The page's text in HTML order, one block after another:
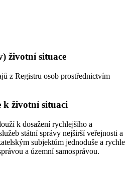
životní situace
z Registru osob prostřednictvím
životní situaci
k dosažení rychlejšího a
státní správy nejširší veřejnosti a
subjektům jednoduše a rychle
a územní samosprávou.